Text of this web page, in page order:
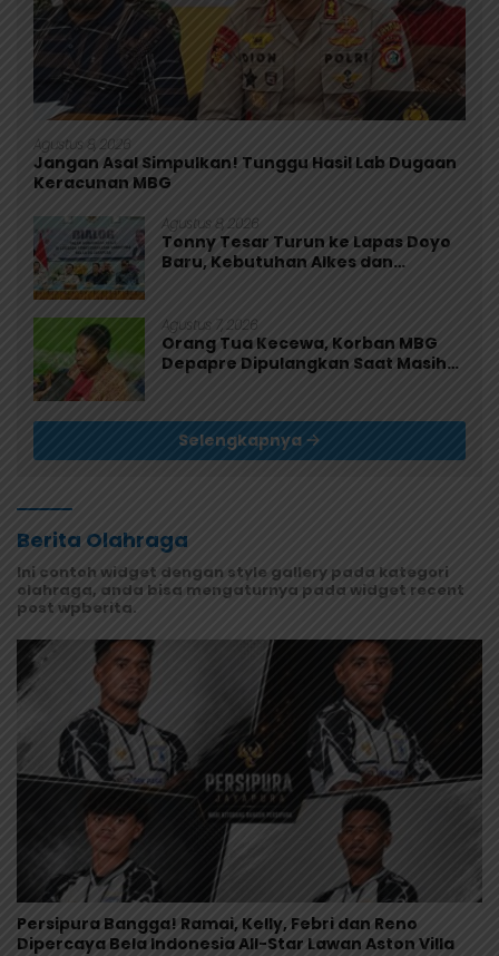
Agustus 8, 2026
Jangan Asal Simpulkan! Tunggu Hasil Lab Dugaan
Keracunan MBG
Agustus 8, 2026
Tonny Tesar Turun ke Lapas Doyo
Baru, Kebutuhan Alkes dan
Agustus 7, 2026
Orang Tua Kecewa, Korban MBG
Depapre Dipulangkan Saat Masih
Selengkapnya
Berita Olahraga
Ini contoh widget dengan style gallery pada kategori
olahraga, anda bisa mengaturnya pada widget recent
post wpberita.
Persipura Bangga! Ramai, Kelly, Febri dan Reno
Dipercaya Bela Indonesia All-Star Lawan Aston Villa